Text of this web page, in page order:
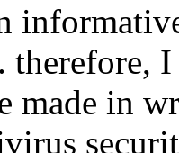
therefore,
made in